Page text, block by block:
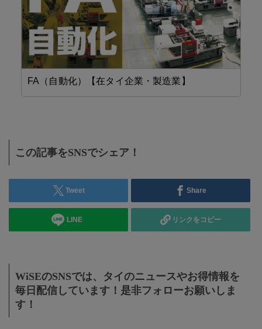
FA（自動化）【在タイ企業・製造業】
この記事をSNSでシェア！
Tweet Share
LINE リンクをコピー
WiSEのSNSでは、タイのニュースやお得情報を
毎日配信しています！是非フォローお願いしま
す！